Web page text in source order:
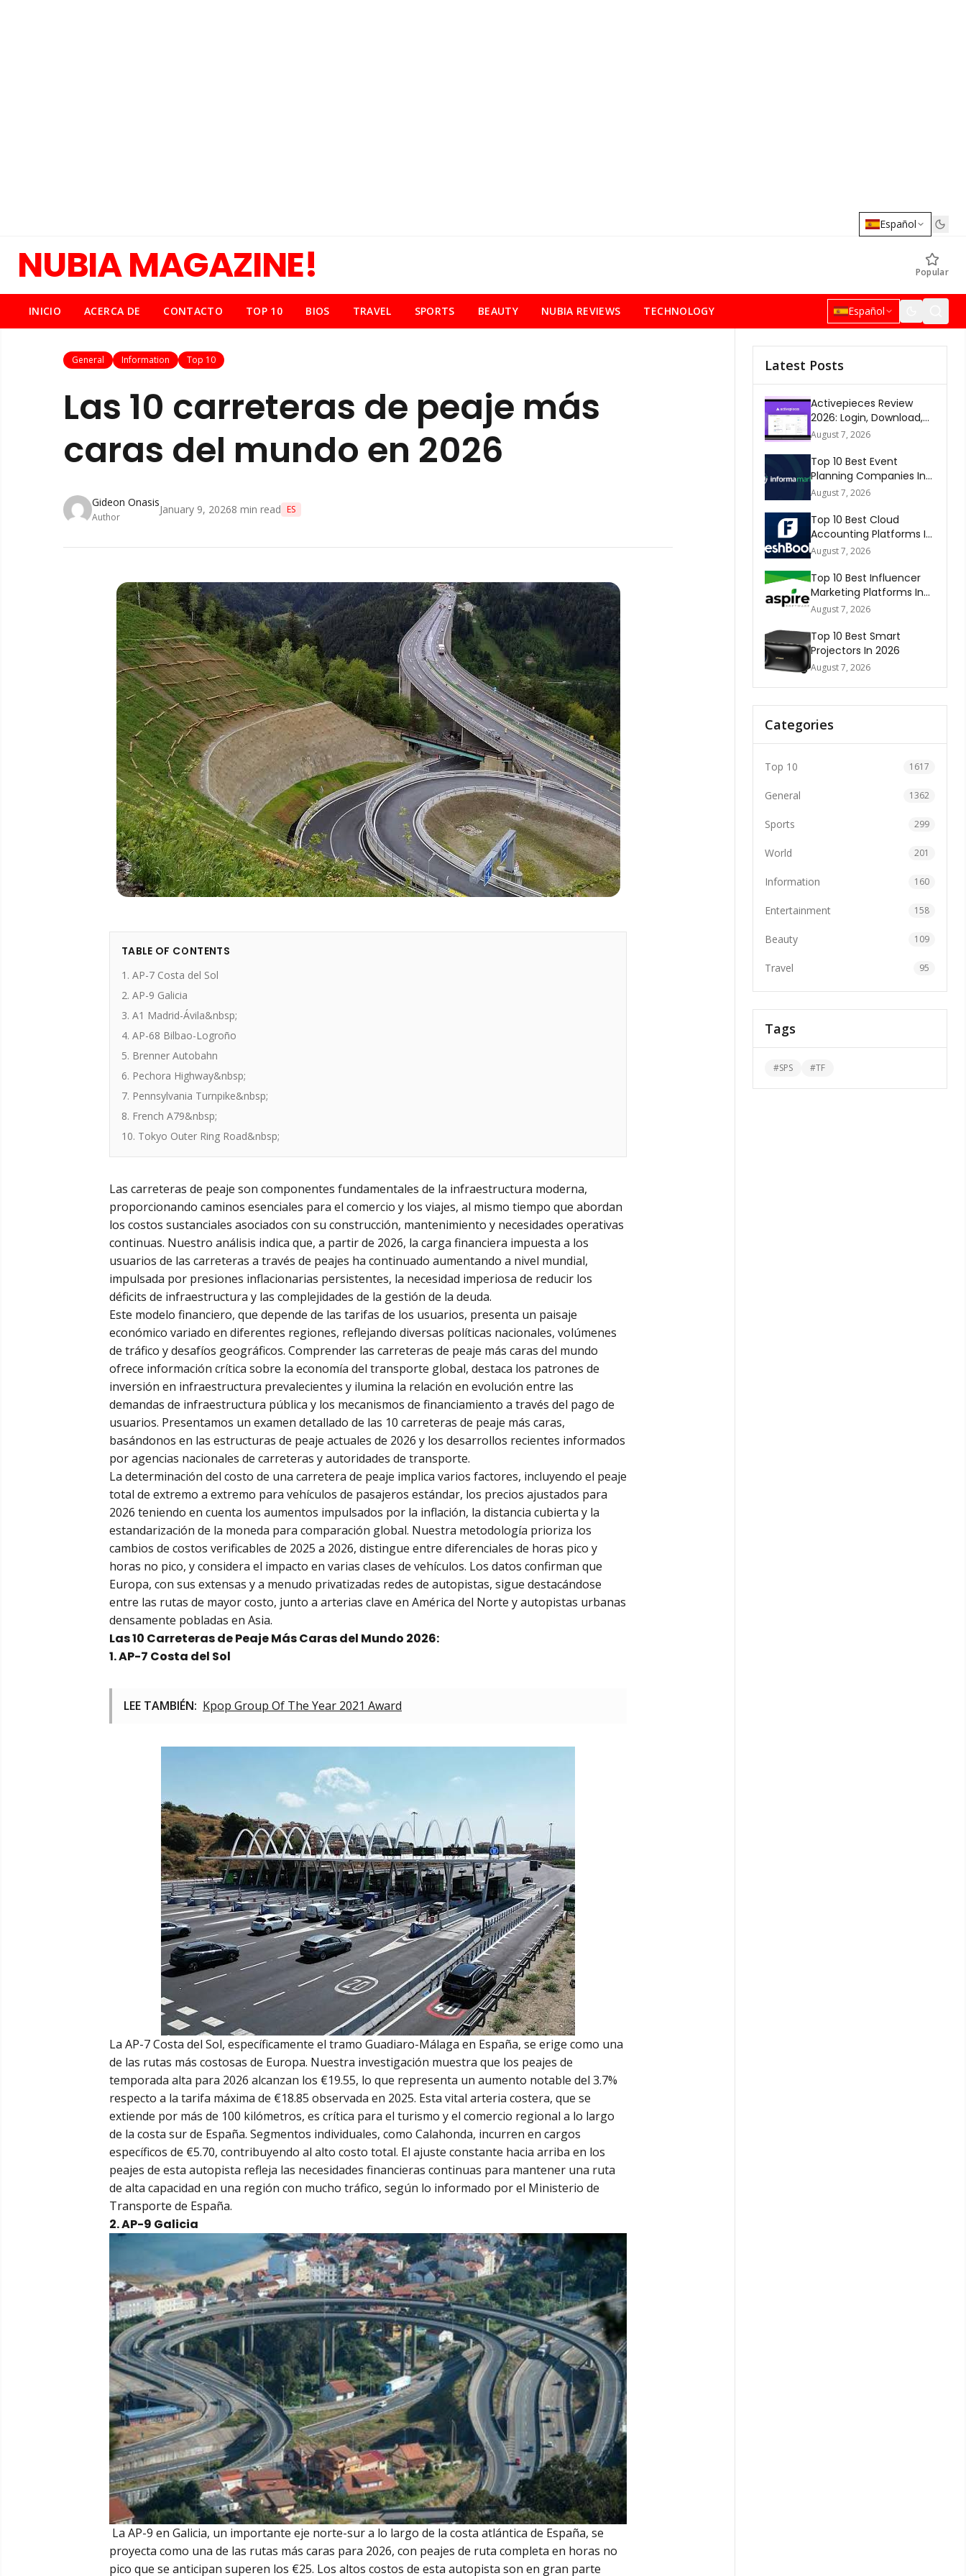
Español
NUBIA MAGAZINE! Popular
INICIO ACERCA DE CONTACTO TOP 10 BIOS TRAVEL SPORTS BEAUTY NUBIA REVIEWS TECHNOLOGY Español
General Information Top 10
Las 10 carreteras de peaje más
caras del mundo en 2026
Gideon Onasis
Author
January 9, 20268 min read ES
TABLE OF CONTENTS
1. AP-7 Costa del Sol
2. AP-9 Galicia
3. A1 Madrid-Ávila&nbsp;
4. AP-68 Bilbao-Logroño
5. Brenner Autobahn
6. Pechora Highway&nbsp;
7. Pennsylvania Turnpike&nbsp;
8. French A79&nbsp;
10. Tokyo Outer Ring Road&nbsp;
Las carreteras de peaje son componentes fundamentales de la infraestructura moderna,
proporcionando caminos esenciales para el comercio y los viajes, al mismo tiempo que abordan
los costos sustanciales asociados con su construcción, mantenimiento y necesidades operativas
continuas. Nuestro análisis indica que, a partir de 2026, la carga financiera impuesta a los
usuarios de las carreteras a través de peajes ha continuado aumentando a nivel mundial,
impulsada por presiones inflacionarias persistentes, la necesidad imperiosa de reducir los
déficits de infraestructura y las complejidades de la gestión de la deuda.
Este modelo financiero, que depende de las tarifas de los usuarios, presenta un paisaje
económico variado en diferentes regiones, reflejando diversas políticas nacionales, volúmenes
de tráfico y desafíos geográficos. Comprender las carreteras de peaje más caras del mundo
ofrece información crítica sobre la economía del transporte global, destaca los patrones de
inversión en infraestructura prevalecientes y ilumina la relación en evolución entre las
demandas de infraestructura pública y los mecanismos de financiamiento a través del pago de
usuarios. Presentamos un examen detallado de las 10 carreteras de peaje más caras,
basándonos en las estructuras de peaje actuales de 2026 y los desarrollos recientes informados
por agencias nacionales de carreteras y autoridades de transporte.
La determinación del costo de una carretera de peaje implica varios factores, incluyendo el peaje
total de extremo a extremo para vehículos de pasajeros estándar, los precios ajustados para
2026 teniendo en cuenta los aumentos impulsados por la inflación, la distancia cubierta y la
estandarización de la moneda para comparación global. Nuestra metodología prioriza los
cambios de costos verificables de 2025 a 2026, distingue entre diferenciales de horas pico y
horas no pico, y considera el impacto en varias clases de vehículos. Los datos confirman que
Europa, con sus extensas y a menudo privatizadas redes de autopistas, sigue destacándose
entre las rutas de mayor costo, junto a arterias clave en América del Norte y autopistas urbanas
densamente pobladas en Asia.
Las 10 Carreteras de Peaje Más Caras del Mundo 2026:
1. AP-7 Costa del Sol
LEE TAMBIÉN: Kpop Group Of The Year 2021 Award
La AP-7 Costa del Sol, específicamente el tramo Guadiaro-Málaga en España, se erige como una
de las rutas más costosas de Europa. Nuestra investigación muestra que los peajes de
temporada alta para 2026 alcanzan los €19.55, lo que representa un aumento notable del 3.7%
respecto a la tarifa máxima de €18.85 observada en 2025. Esta vital arteria costera, que se
extiende por más de 100 kilómetros, es crítica para el turismo y el comercio regional a lo largo
de la costa sur de España. Segmentos individuales, como Calahonda, incurren en cargos
específicos de €5.70, contribuyendo al alto costo total. El ajuste constante hacia arriba en los
peajes de esta autopista refleja las necesidades financieras continuas para mantener una ruta
de alta capacidad en una región con mucho tráfico, según lo informado por el Ministerio de
Transporte de España.
2. AP-9 Galicia
La AP-9 en Galicia, un importante eje norte-sur a lo largo de la costa atlántica de España, se
proyecta como una de las rutas más caras para 2026, con peajes de ruta completa en horas no
pico que se anticipan superen los €25. Los altos costos de esta autopista son en gran parte
Latest Posts
Activepieces Review
2026: Login, Download,
AI, Pricing, Automation &
August 7, 2026
Top 10 Best Event
Planning Companies In
The World 2026
August 7, 2026
Top 10 Best Cloud
Accounting Platforms In
The World 2026
August 7, 2026
Top 10 Best Influencer
Marketing Platforms In
The World 2026
August 7, 2026
Top 10 Best Smart
Projectors In 2026
August 7, 2026
Categories
Top 10 1617
General 1362
Sports 299
World 201
Information 160
Entertainment 158
Beauty 109
Travel 95
Tags
#SPS #TF